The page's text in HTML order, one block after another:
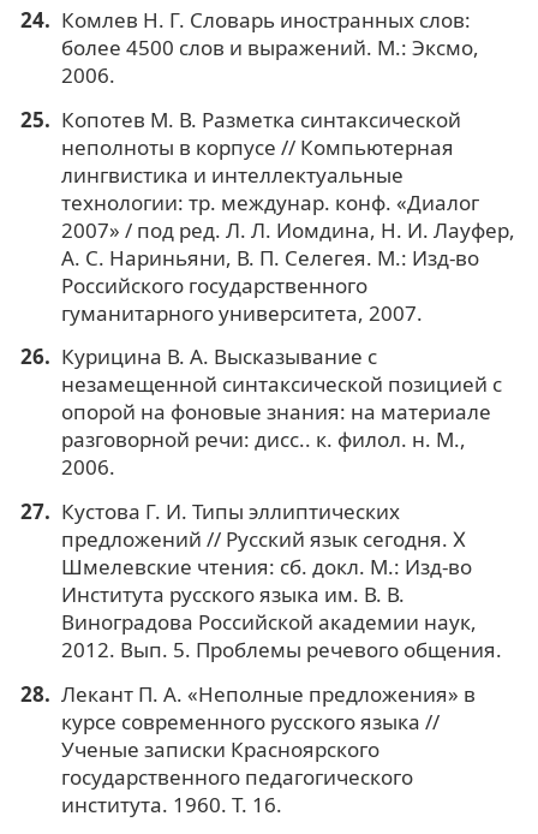
Комлев Н. Г. Словарь иностранных слов:
более 4500 слов и выражений. М.: Эксмо,
2006.
Копотев М. В. Разметка синтаксической
неполноты в корпусе // Компьютерная
лингвистика и интеллектуальные
технологии: тр. междунар. конф. «Диалог
2007» / под ред. Л. Л. Иомдина, Н. И. Лауфер,
А. С. Нариньяни, В. П. Селегея. М.: Изд-во
Российского государственного
гуманитарного университета, 2007.
Курицина В. А. Высказывание с
незамещенной синтаксической позицией с
опорой на фоновые знания: на материале
разговорной речи: дисс.. к. филол. н. М.,
2006.
Кустова Г. И. Типы эллиптических
предложений // Русский язык сегодня. Ⅹ
Шмелевские чтения: сб. докл. М.: Изд-во
Института русского языка им. В. В.
Виноградова Российской академии наук,
2012. Вып. 5. Проблемы речевого общения.
Лекант П. А. «Неполные предложения» в
курсе современного русского языка //
Ученые записки Красноярского
государственного педагогического
института. 1960. Т. 16.